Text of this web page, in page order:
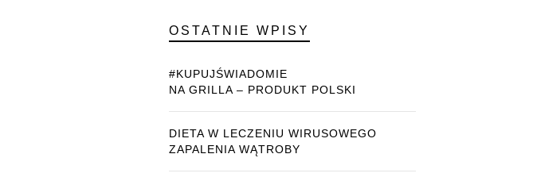
OSTATNIE WPISY
#KUPUJŚWIADOMIE
NA GRILLA – PRODUKT POLSKI
DIETA W LECZENIU WIRUSOWEGO
ZAPALENIA WĄTROBY